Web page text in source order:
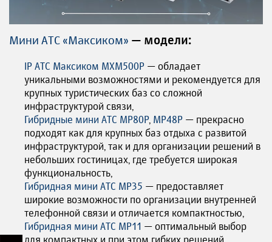
Мини АТС «Максиком» — модели:
IP АТС Максиком MXM500P — обладает
уникальными возможностями и рекомендуется для
крупных туристических баз со сложной
инфраструктурой связи,
Гибридные мини АТС MP80P, MP48P — прекрасно
подходят как для крупных баз отдыха с развитой
инфраструктурой, так и для организации решений в
небольших гостиницах, где требуется широкая
функциональность,
Гибридная мини АТС MP35 — предоставляет
широкие возможности по организации внутренней
телефонной связи и отличается компактностью,
Гибридная мини АТС MP11 — оптимальный выбор